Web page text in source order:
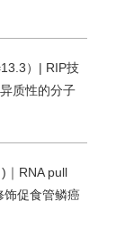
）| RIP技
质性的分子
｜RNA pull
饰促食管鳞癌